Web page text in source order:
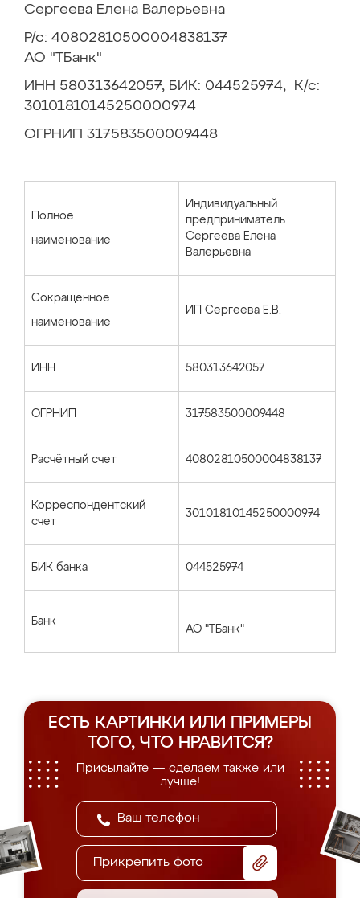
Сергеева Елена Валерьевна
Р/с: 40802810500004838137
АО "ТБанк"
ИНН 580313642057, БИК: 044525974, К/с:
30101810145250000974
ОГРНИП 317583500009448
Полное
наименование
Индивидуальный
предприниматель
Сергеева Елена
Валерьевна
Сокращенное
наименование
ИП Сергеева Е.В.
ИНН 580313642057
ОГРНИП 317583500009448
Расчётный счет 40802810500004838137
Корреспондентский
счет
30101810145250000974
БИК банка 044525974
Банк
АО "ТБанк"
ЕСТЬ КАРТИНКИ ИЛИ ПРИМЕРЫ
ТОГО, ЧТО НРАВИТСЯ?
Присылайте — сделаем также или
лучше!
Прикрепить фото